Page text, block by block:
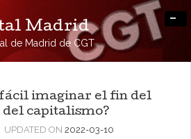
Madrid
de Madrid de CGT
-
fácil imaginar el fin del
capitalismo?
UPDATED ON 2022-03-10